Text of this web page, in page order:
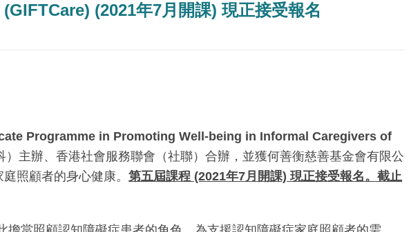
(2021年7月開課) 現正接受報名
Programme in Promoting Well-being in Informal Caregivers of
主辦、香港社會服務聯會（社聯）合辦，並獲何善衡慈善基金會有限公
照顧者的身心健康。 第五屆課程 (2021年7月開課) 現正接受報名。截止